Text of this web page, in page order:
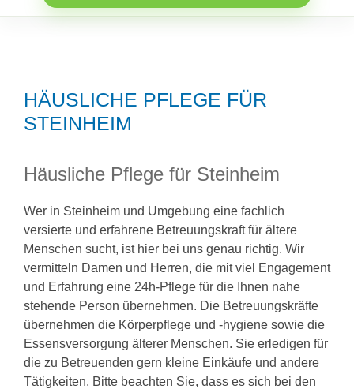
HÄUSLICHE PFLEGE FÜR
STEINHEIM
Häusliche Pflege für Steinheim
Wer in Steinheim und Umgebung eine fachlich
versierte und erfahrene Betreuungskraft für ältere
Menschen sucht, ist hier bei uns genau richtig. Wir
vermitteln Damen und Herren, die mit viel Engagement
und Erfahrung eine 24h-Pflege für die Ihnen nahe
stehende Person übernehmen. Die Betreuungskräfte
übernehmen die Körperpflege und -hygiene sowie die
Essensversorgung älterer Menschen. Sie erledigen für
die zu Betreuenden gern kleine Einkäufe und andere
Tätigkeiten. Bitte beachten Sie, dass es sich bei den